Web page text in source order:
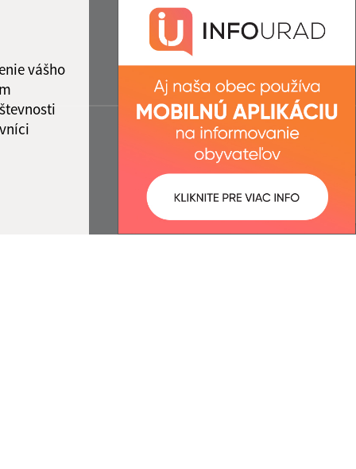
vášho